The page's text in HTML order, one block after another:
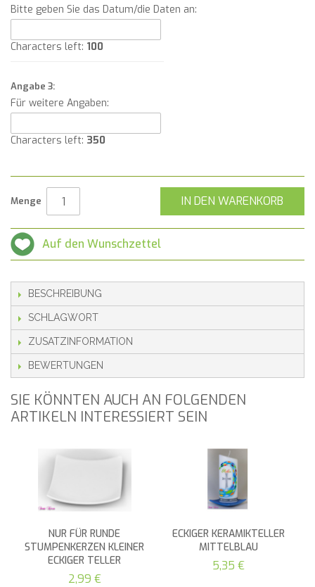
Bitte geben Sie das Datum/die Daten an:
Characters left: 100
Angabe 3:
Für weitere Angaben:
Characters left: 350
Menge IN DEN WARENKORB
Auf den Wunschzettel
BESCHREIBUNG
SCHLAGWORT
ZUSATZINFORMATION
BEWERTUNGEN
SIE KÖNNTEN AUCH AN FOLGENDEN
ARTIKELN INTERESSIERT SEIN
NUR FÜR RUNDE
STUMPENKERZEN KLEINER
ECKIGER TELLER
2,99 €
ECKIGER KERAMIKTELLER
MITTELBLAU
5,35 €